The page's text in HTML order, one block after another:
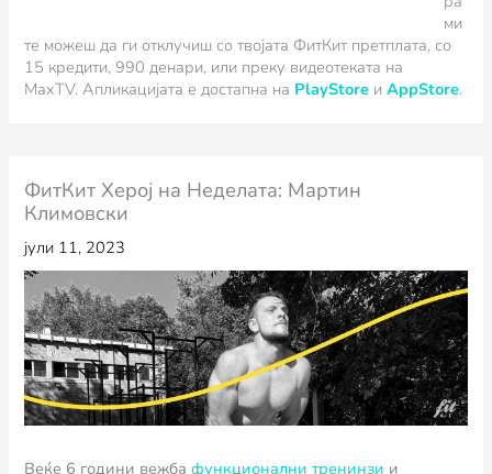
ми
те можеш да ги отклучиш со твојата ФитКит претплата, со
15 кредити, 990 денари, или преку видеотеката на
MaxTV.Апликацијата е достапна на PlayStore иAppStore.
ФитКит Херој на Неделата: Мартин
Климовски
јули 11, 2023
Веќе 6 години вежбафункционални тренинзи и